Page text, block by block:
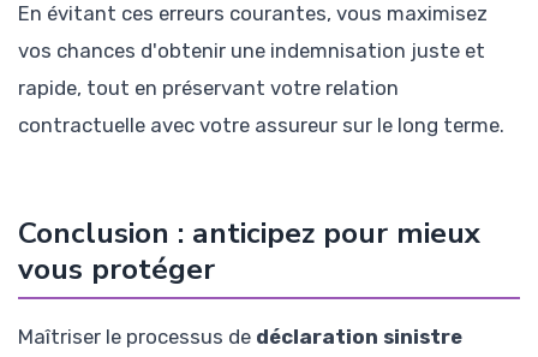
En évitant ces erreurs courantes, vous maximisez
vos chances d'obtenir une indemnisation juste et
rapide, tout en préservant votre relation
contractuelle avec votre assureur sur le long terme.
Conclusion : anticipez pour mieux
vous protéger
Maîtriser le processus de déclaration sinistre